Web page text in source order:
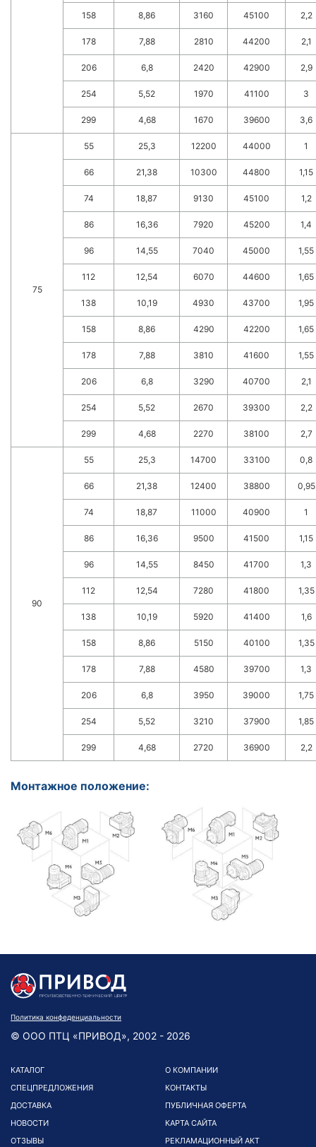
158 8,86 3160 45100 2,2
178 7,88 2810 44200 2,1
206 6,8 2420 42900 2,9
254 5,52 1970 41100 3
299 4,68 1670 39600 3,6
75
55 25,3 12200 44000 1
66 21,38 10300 44800 1,15
74 18,87 9130 45100 1,2
86 16,36 7920 45200 1,4
96 14,55 7040 45000 1,55
112 12,54 6070 44600 1,65
138 10,19 4930 43700 1,95
158 8,86 4290 42200 1,65
178 7,88 3810 41600 1,55
206 6,8 3290 40700 2,1
254 5,52 2670 39300 2,2
299 4,68 2270 38100 2,7
90
55 25,3 14700 33100 0,8
66 21,38 12400 38800 0,95
74 18,87 11000 40900 1
86 16,36 9500 41500 1,15
96 14,55 8450 41700 1,3
112 12,54 7280 41800 1,35
138 10,19 5920 41400 1,6
158 8,86 5150 40100 1,35
178 7,88 4580 39700 1,3
206 6,8 3950 39000 1,75
254 5,52 3210 37900 1,85
299 4,68 2720 36900 2,2
Монтажное положение:
Политика конфеденциальности
© ООО ПТЦ «ПРИВОД», 2002 - 2026
КАТАЛОГ
СПЕЦПРЕДЛОЖЕНИЯ
ДОСТАВКА
НОВОСТИ
ОТЗЫВЫ
О КОМПАНИИ
КОНТАКТЫ
ПУБЛИЧНАЯ ОФЕРТА
КАРТА САЙТА
РЕКЛАМАЦИОННЫЙ АКТ